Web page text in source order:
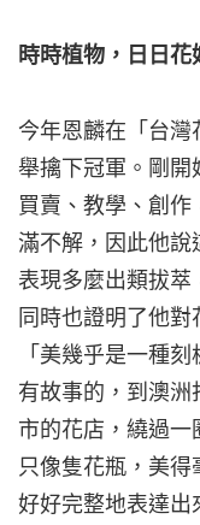
時時植物，日日花
今年恩麟在「台
舉擒下冠軍。剛開
買賣、教學、創
滿不解，因此他說
表現多麼出類拔萃
同時也證明了他對
「美幾乎是一種
有故事的，到澳
市的花店，繞過
只像隻花瓶，美
好好完整地表達出